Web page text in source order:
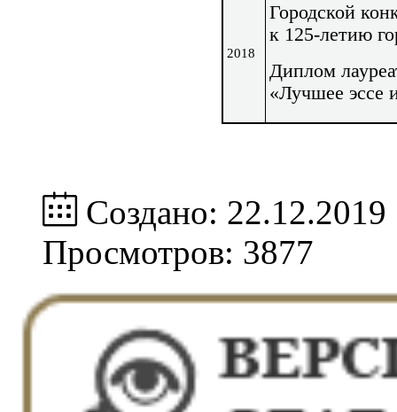
2018
Городской
к 125-летию
Диплом
«Лучшее эссе
Создано: 22.12.2019
Просмотров: 3877